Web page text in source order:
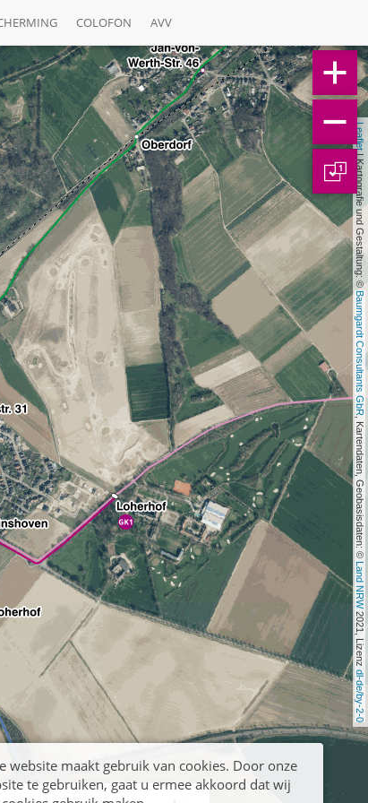
COLOFON AVV
Leaflet
| Kartografie und Gestaltung: ©
Baumgardt Consultants GbR
, Kartendaten, Geobasisdaten: ©
Land NRW
2021, Lizenz
dl-de/by-2-0
1
website maakt gebruik van cookies. Door onze
te gebruiken, gaat u ermee akkoord dat wij